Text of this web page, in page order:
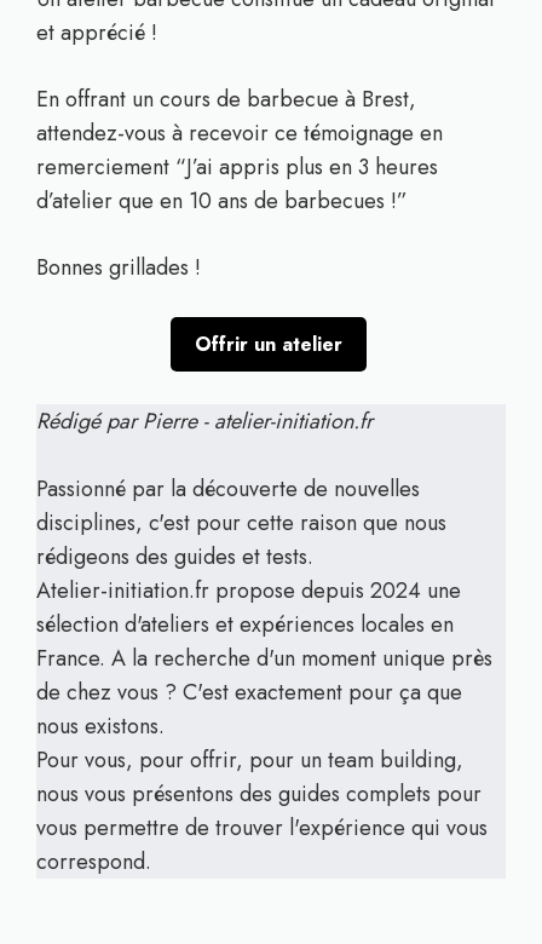
et apprécié !
En offrant un cours de barbecue à Brest,
attendez-vous à recevoir ce témoignage en
remerciement “J’ai appris plus en 3 heures
d’atelier que en 10 ans de barbecues !”
Bonnes grillades !
Offrir un atelier
Rédigé par Pierre - atelier-initiation.fr
Passionné par la découverte de nouvelles
disciplines, c'est pour cette raison que nous
rédigeons des guides et tests.
Atelier-initiation.fr propose depuis 2024 une
sélection d'ateliers et expériences locales en
France. A la recherche d'un moment unique près
de chez vous ? C'est exactement pour ça que
nous existons.
Pour vous, pour offrir, pour un team building,
nous vous présentons des guides complets pour
vous permettre de trouver l'expérience qui vous
correspond.